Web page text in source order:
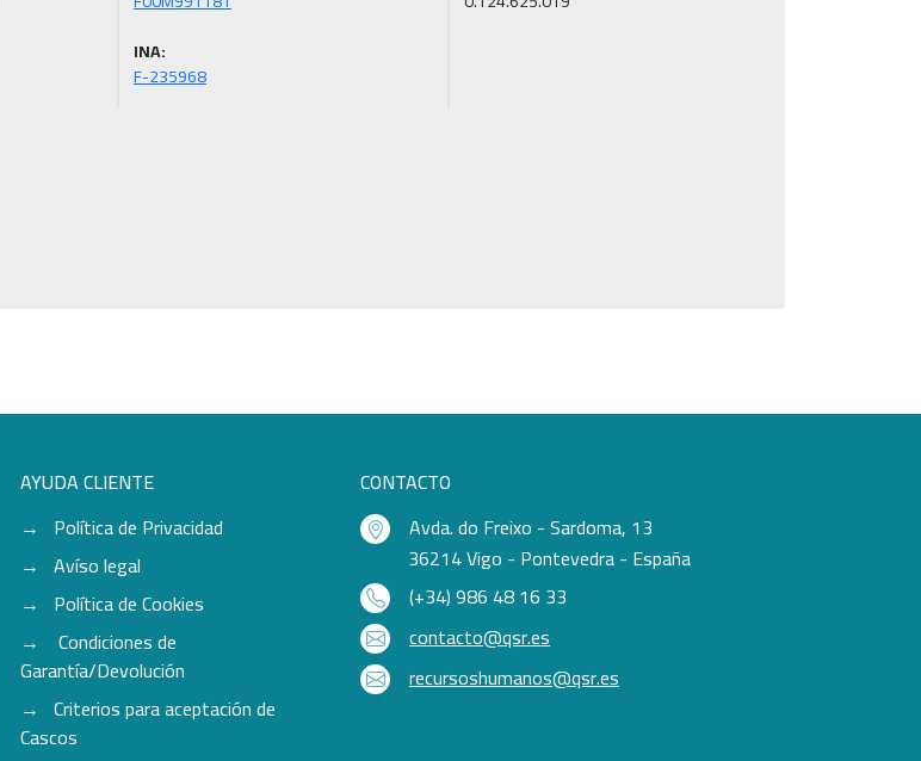
INA:
F-235968
AYUDA CLIENTE
Política de Privacidad
Avíso legal
Política de Cookies
Condiciones de
Garantía/Devolución
Criterios para aceptación de
Cascos
CONTACTO
Avda. do Freixo - Sardoma, 13
36214 Vigo - Pontevedra - España
(+34) 986 48 16 33
contacto@qsr.es
recursoshumanos@qsr.es